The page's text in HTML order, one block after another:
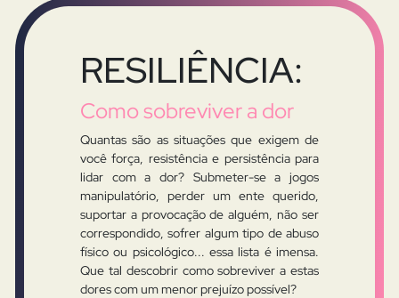
RESILIÊNCIA:
Como sobreviver a dor
Quantas são as situações que exigem de
você força, resistência e persistência para
lidar com a dor? Submeter-se a jogos
manipulatório, perder um ente querido,
suportar a provocação de alguém, não ser
correspondido, sofrer algum tipo de abuso
físico ou psicológico... essa lista é imensa.
Que tal descobrir como sobreviver a estas
dores com um menor prejuízo possível?